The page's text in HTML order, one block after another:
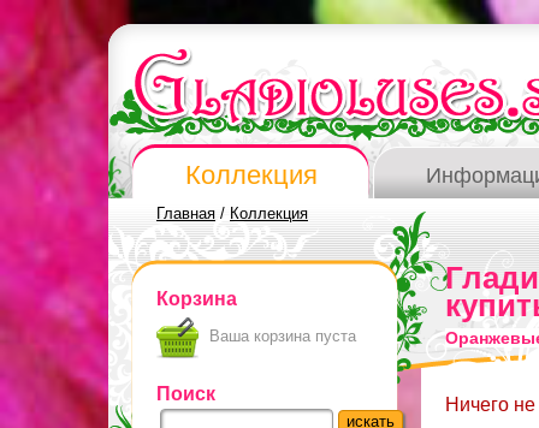
Коллекция
Главная / Коллекция
Корзина
Ваша корзина пуста
Поиск
Ничего